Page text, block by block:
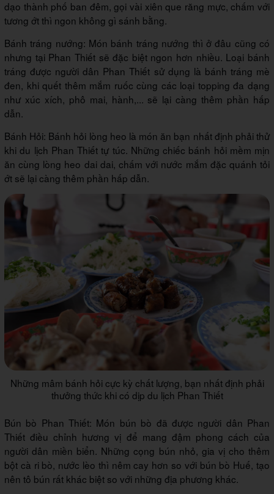
dạo thành phố ban đêm, gọi vài xiên que răng mực, chấm với
tương ớt thì ngon không gì sánh bằng.
Bánh tráng nướng: Món bánh tráng nướng thì ở đâu cũng có
nhưng tại Phan Thiết sẽ đặc biệt ngon hơn nhiều. Loại bánh
tráng được người dân Phan Thiết sử dụng là bánh tráng mè
đen, khi quết thêm mắm ruốc cùng các loại topping đa dạng
như xúc xích, phô mai, hành,... sẽ lại càng thêm phần hấp
dẫn.
Bánh Hỏi: Bánh hỏi lòng heo là món ăn bạn nhất định phải thử
khi du lịch Phan Thiết tự túc. Những chiếc bánh hỏi mềm mịn
ăn cùng lòng heo dai dai, chấm với nước mắm đặc quánh tỏi
ớt sẽ lại càng thêm phần hấp dẫn.
Những mâm bánh hỏi cực kỳ chất lượng, bạn nhất định phải
thưởng thức khi có dịp du lịch Phan Thiết
Bún bò Phan Thiết: Món bún bò đã được người dân Phan
Thiết điều chỉnh hương vị để mang đậm phong cách của
người dân miền biển. Những cọng bún nhỏ, gia vị cho thêm
bột cà ri bò, nước lèo thì nêm cay hơn so với bún bò Huế, tạo
nên tô bún rất khác biệt so với những địa phương khác.